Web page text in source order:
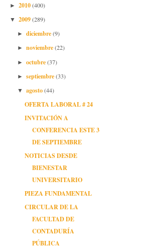
► 2010(400)
▼ 2009(289)
► diciembre(9)
► noviembre(22)
► octubre(37)
► septiembre(33)
▼ agosto(44)
OFERTA LABORAL # 24
INVITACIÓN A
CONFERENCIA ESTE 3
DE SEPTIEMBRE
NOTICIAS DESDE
BIENESTAR
UNIVERSITARIO
PIEZA FUNDAMENTAL
CIRCULAR DE LA
FACULTAD DE
CONTADURÍA
PÚBLICA